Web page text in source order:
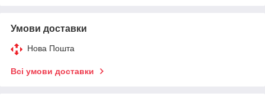
Умови доставки
Нова Пошта
Всі умови доставки